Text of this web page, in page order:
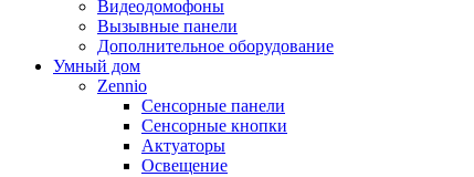
Видеодомофоны
Вызывные панели
Дополнительное оборудование
Умный дом
Zennio
Сенсорные панели
Сенсорные кнопки
Актуаторы
Освещение